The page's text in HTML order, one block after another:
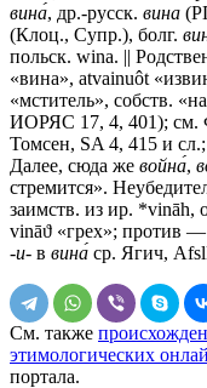
вина́, др.-русск. вина
(Клоц., Супр.), болг.
польск. wina. ||
«вина», atvainuôt
«мститель», собств.
ИОРЯС 17, 4, 401); см.
Томсен, SA 4, 415 и
Далее, сюда же война́,
стремится».
заимств. из ир. *vināh,
vināϑ «грех»; против
-и- в вина́ ср. Ягич,
См. также
этимологических
портала.